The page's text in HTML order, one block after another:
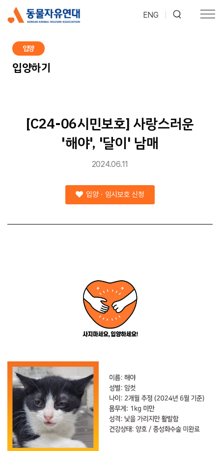
ENG
입양
입양하기
[C24-06시민보호] 사랑스러운
'해야', '달이' 남매
2024.06.11
입양ㆍ임시보호 신청